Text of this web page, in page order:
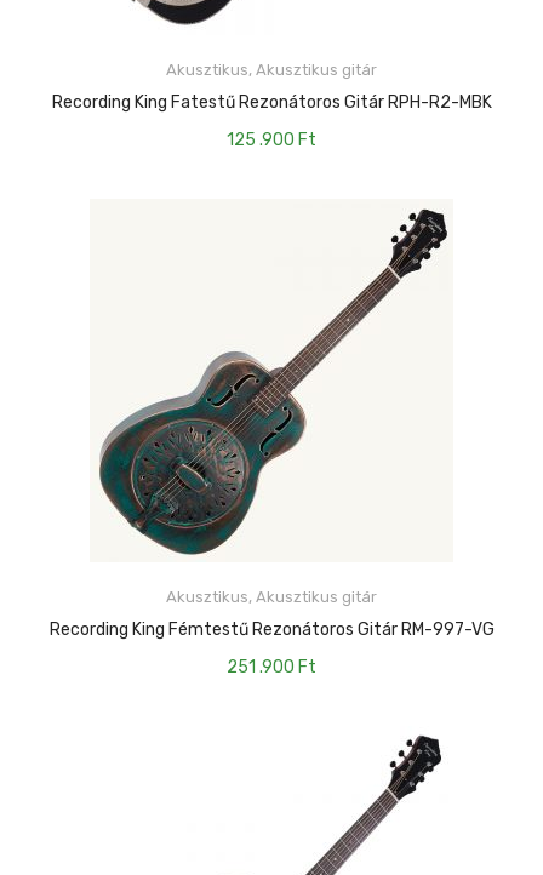
Akusztikus, Akusztikus gitár
Recording King Fatestű Rezonátoros Gitár RPH-R2-MBK
125 .900 Ft
Akusztikus, Akusztikus gitár
Recording King Fémtestű Rezonátoros Gitár RM-997-VG
251 .900 Ft
KOSÁRBA TESZEM